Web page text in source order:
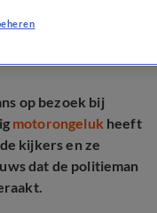
op bezoek bij
motorongeluk heeft
kijkers en ze
dat de politieman